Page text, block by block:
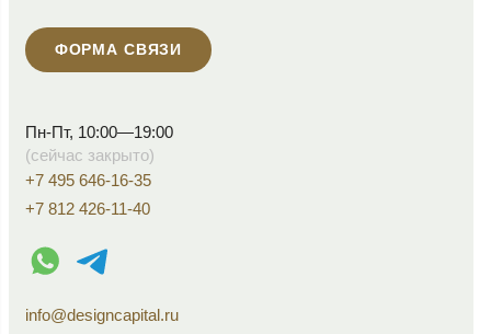
ФОРМА СВЯЗИ
Пн-Пт, 10:00—19:00
(сейчас закрыто)
+7 495 646-16-35
+7 812 426-11-40
WhatsApp контакт
Telegram контакт
info@designcapital.ru